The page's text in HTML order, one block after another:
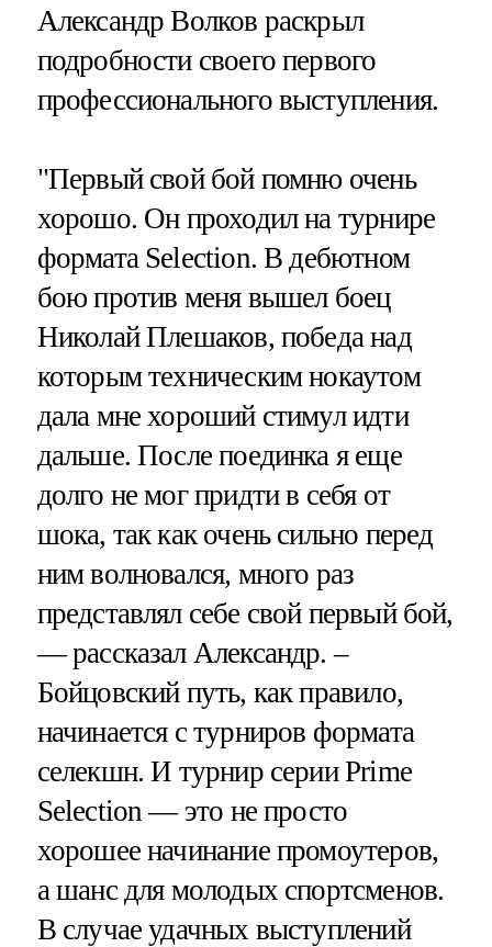
Александр Волков раскрыл
подробности своего первого
профессионального выступления.
"Первый свой бой помню очень
хорошо. Он проходил на турнире
формата Selection. В дебютном
бою против меня вышел боец
Николай Плешаков, победа над
которым техническим нокаутом
дала мне хороший стимул идти
дальше. После поединка я еще
долго не мог придти в себя от
шока, так как очень сильно перед
ним волновался, много раз
представлял себе свой первый бой,
— рассказал Александр. –
Бойцовский путь, как правило,
начинается с турниров формата
селекшн. И турнир серии Prime
Selection — это не просто
хорошее начинание промоутеров,
а шанс для молодых спортсменов.
В случае удачных выступлений